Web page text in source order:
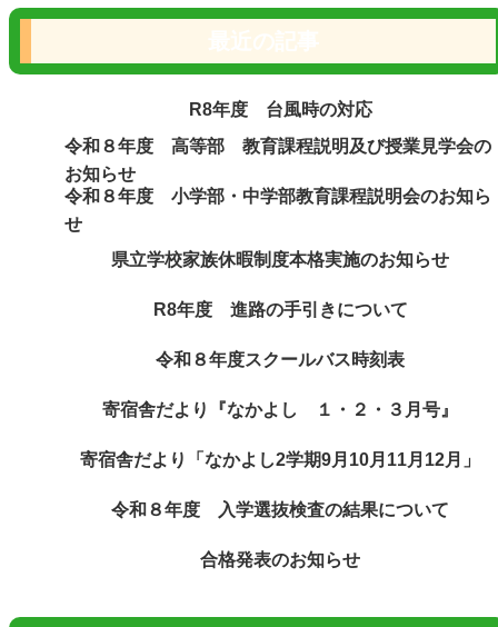
R8年度 台風時の対応
令和８年度 高等部 教育課程説明及び授業見学会の
お知らせ
令和８年度 小学部・中学部教育課程説明会のお知ら
せ
県立学校家族休暇制度本格実施のお知らせ
R8年度 進路の手引きについて
令和８年度スクールバス時刻表
寄宿舎だより『なかよし １・２・３月号』
寄宿舎だより「なかよし2学期9月10月11月12月」
令和８年度 入学選抜検査の結果について
合格発表のお知らせ